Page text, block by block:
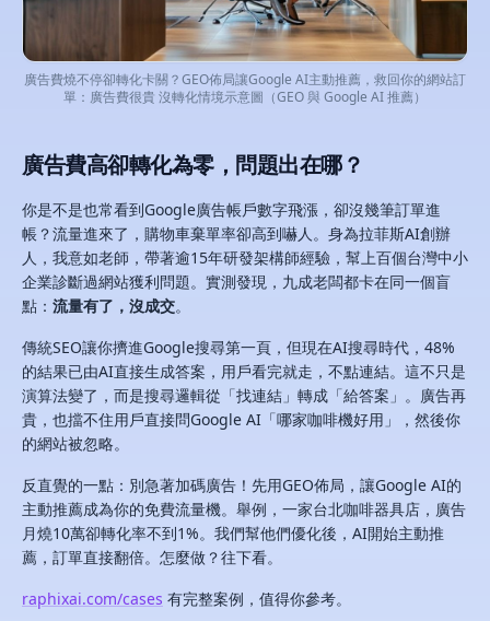
廣告費燒不停卻轉化卡關？GEO佈局讓Google AI主動推薦，救回你的網站訂
單：廣告費很貴 沒轉化情境示意圖（GEO 與 Google AI 推薦）
廣告費高卻轉化為零，問題出在哪？
你是不是也常看到Google廣告帳戶數字飛漲，卻沒幾筆訂單進
帳？流量進來了，購物車棄單率卻高到嚇人。身為拉菲斯AI創辦
人，我意如老師，帶著逾15年研發架構師經驗，幫上百個台灣中小
企業診斷過網站獲利問題。實測發現，九成老闆都卡在同一個盲
點： 流量有了，沒成交。
傳統SEO讓你擠進Google搜尋第一頁，但現在AI搜尋時代，48%
的結果已由AI直接生成答案，用戶看完就走，不點連結。這不只是
演算法變了，而是搜尋邏輯從「找連結」轉成「給答案」。廣告再
貴，也擋不住用戶直接問Google AI「哪家咖啡機好用」，然後你
的網站被忽略。
反直覺的一點：別急著加碼廣告！先用GEO佈局，讓Google AI的
主動推薦成為你的免費流量機。舉例，一家台北咖啡器具店，廣告
月燒10萬卻轉化率不到1%。我們幫他們優化後，AI開始主動推
薦，訂單直接翻倍。怎麼做？往下看。
raphixai.com/cases 有完整案例，值得你參考。